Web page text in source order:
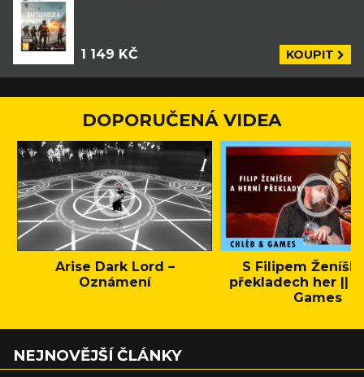
1 149 KČ KOUPIT
DOPORUČENÁ VIDEA
Arise Dark Lord –
Oznámení
S Filipem
překladech her ||
Games
NEJNOVĚJŠÍ ČLÁNKY